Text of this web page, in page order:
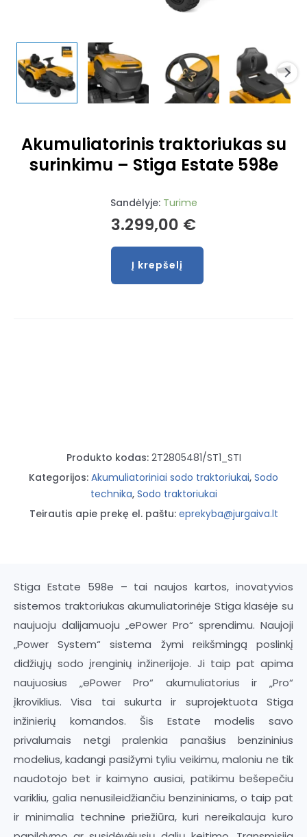
Akumuliatorinis traktoriukas su
surinkimu – Stiga Estate 598e
Sandėlyje: Turime
3.299,00 €
produkto
kiekis:
Į krepšelį
Produkto kodas: 2T2805481/ST1_STI
Kategorijos: Akumuliatoriniai sodo traktoriukai, Sodo
technika, Sodo traktoriukai
Teirautis apie prekę el. paštu: eprekyba@jurgaiva.lt
Stiga Estate 598e – tai naujos kartos, inovatyvios
sistemos traktoriukas akumuliatorinėje Stiga klasėje su
naujuoju dalijamuoju „ePower Pro“ sprendimu. Naujoji
„Power System“ sistema žymi reikšmingą poslinkį
didžiųjų sodo įrenginių inžinerijoje. Ji taip pat apima
naujuosius „ePower Pro“ akumuliatorius ir „Pro“
įkroviklius. Visa tai sukurta ir suprojektuota Stiga
inžinierių komandos. Šis Estate modelis savo
privalumais netgi pralenkia panašius benzininius
modelius, kadangi pasižymi tyliu veikimu, maloniu ne tik
naudotojo bet ir kaimyno ausiai, patikimu bešepečiu
varikliu, galia nenusileidžiančiu benzininiams, o taip pat
ir minimalia technine priežiūra, kuri nereikalauja kuro